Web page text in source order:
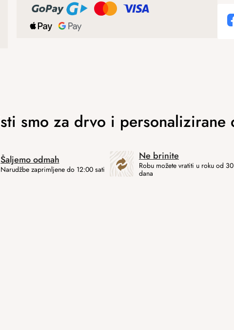
Šaljemo odmah
Narudžbe zaprimljene do 12:00 sati
Ne brinite
Robu možete vratiti u roku od 30
dana